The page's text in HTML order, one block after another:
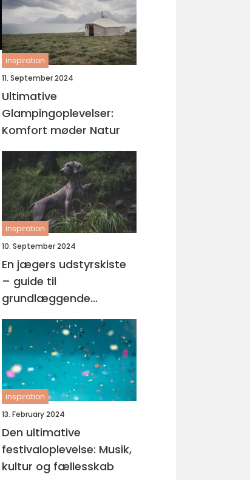
inspiration
11. September 2024
Ultimative
Glampingoplevelser:
Komfort møder Natur
inspiration
10. September 2024
En jægers udstyrskiste
– guide til
grundlæggende
jagtudstyr
inspiration
13. February 2024
Den ultimative
festivaloplevelse: Musik,
kultur og fællesskab